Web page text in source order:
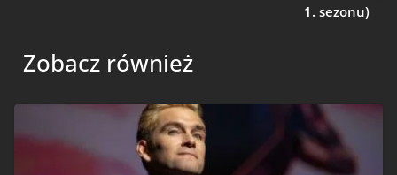
1. sezonu)
Zobacz również